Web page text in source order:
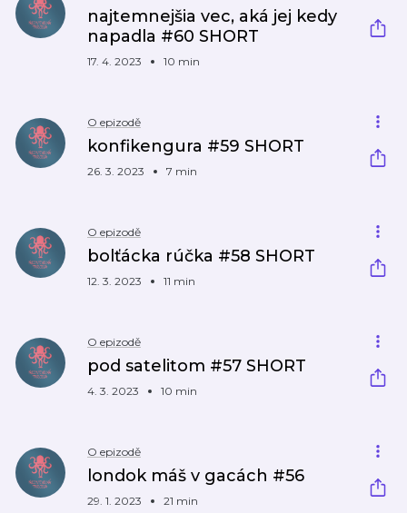
najtemnejšia vec, aká jej kedy
napadla #60 SHORT
17. 4. 2023 10 min
O epizodě
konfikengura #59 SHORT
26. 3. 2023 7 min
O epizodě
bolťácka rúčka #58 SHORT
12. 3. 2023 11 min
O epizodě
pod satelitom #57 SHORT
4. 3. 2023 10 min
O epizodě
londok máš v gacách #56
29. 1. 2023 21 min